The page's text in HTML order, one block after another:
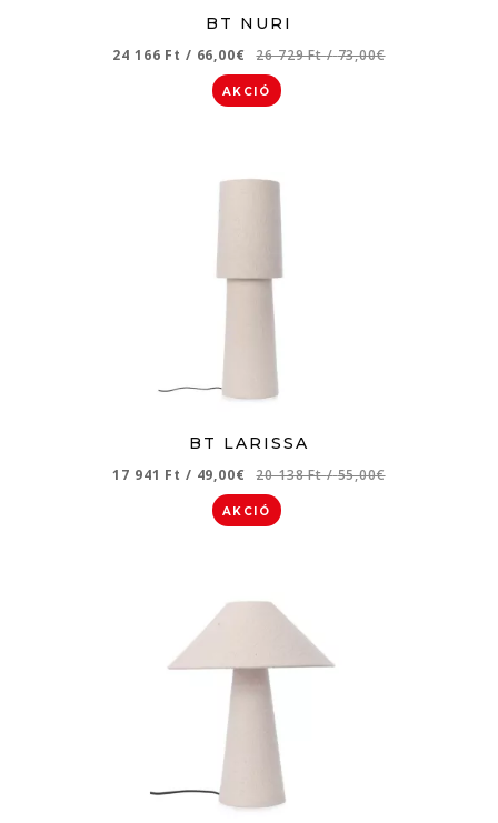
BT NURI
24 166 Ft / 66,00€ 26 729 Ft/ 73,00€
AKCIÓ
BT LARISSA
17 941 Ft / 49,00€ 20 138 Ft/ 55,00€
AKCIÓ